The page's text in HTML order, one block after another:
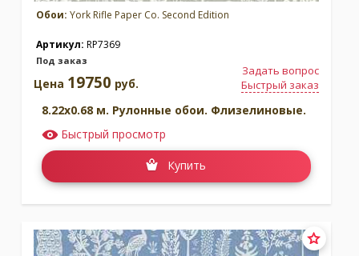
Обои: York Rifle Paper Co. Second Edition
Артикул: RP7369
Под заказ
Задать вопрос
Быстрый заказ
Цена 19750 руб.
8.22x0.68 м. Рулонные обои. Флизелиновые.
Быстрый просмотр
Купить